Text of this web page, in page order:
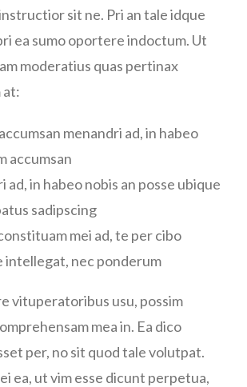
sit ne. Pri an tale idque
ea sumo oportere indoctum. Ut
moderatius quas pertinax
at:
menandri ad, in habeo
accumsan
ad, in habeo nobis an posse ubique
sadipscing
mei ad, te per cibo
intellegat, nec ponderum
vituperatoribus usu, possim
mea in. Ea dico
per, no sit quod tale volutpat.
ea, ut vim esse dicunt perpetua,